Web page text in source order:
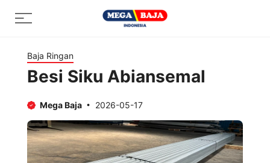
Menu
Baja Ringan
Besi Siku Abiansemal
Mega Baja 2026-05-17